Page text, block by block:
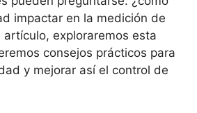
impactar en la medición de
artículo, exploraremos esta
consejos prácticos para
y mejorar así el control de